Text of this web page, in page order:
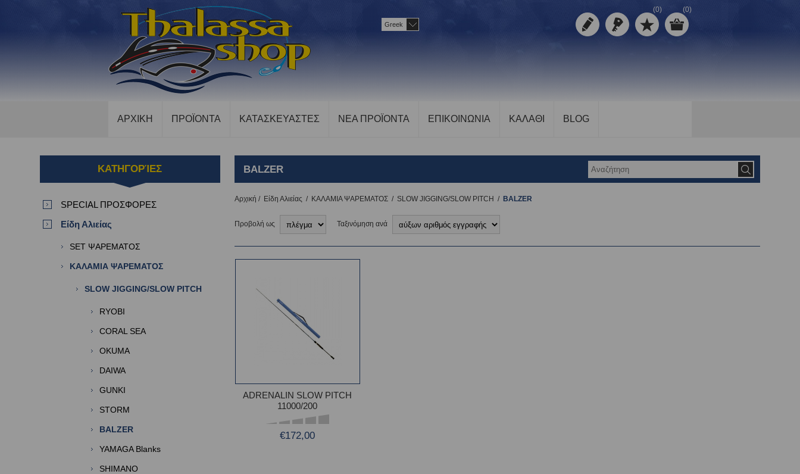
(0) (0)
Greek
ΑΡΧΙΚΗ ΠΡΟΪΟΝΤΑ ΚΑΤΑΣΚΕΥΑΣΤΕΣ ΝΕΑ ΠΡΟΪΟΝΤΑ ΕΠΙΚΟΙΝΩΝΙΑ ΚΑΛΑΘΙ BLOG
BALZER
Αρχική / Είδη Αλιείας / ΚΑΛΑΜΙΑ ΨΑΡΕΜΑΤΟΣ / SLOW JIGGING/SLOW PITCH / BALZER
Προβολή ως Ταξινόμηση ανά
ADRENALIN SLOW PITCH
11000/200
€172,00
ΚΑΤΗΓΟΡΊΕΣ
SPECIAL ΠΡΟΣΦΟΡΕΣ
Είδη Αλιείας
SET ΨΑΡΕΜΑΤΟΣ
ΚΑΛΑΜΙΑ ΨΑΡΕΜΑΤΟΣ
SLOW JIGGING/SLOW PITCH
RYOBI
CORAL SEA
OKUMA
DAIWA
GUNKI
STORM
BALZER
YAMAGA Blanks
SHIMANO